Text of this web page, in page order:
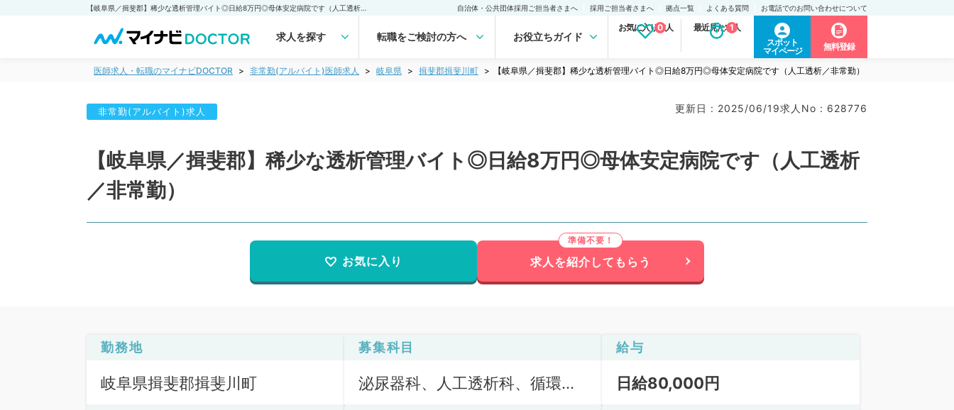
自治体・公共団体採用ご担当者さまへ 採用ご担当者さまへ 拠点一覧 よくある質問 お電話でのお問い合わせについて
求人を探す 転職をご検討の方へ お役立ちガイド
お気に入り求人
0 最近見た求人
1
スポット
マイページ
無料登録
医師求人・転職のマイナビDOCTOR 非常勤(アルバイト)医師求人 岐阜県 揖斐郡揖斐川町 【岐阜県／揖斐郡】稀少な透析管理バイト◎日給8万円◎母体安定病院です（人工透析／非常勤）
非常勤(アルバイト)求人 更新日 : 2025/06/19求人No : 628776
【岐阜県／揖斐郡】稀少な透析管理バイト◎日給8万円◎母体安定病院です（人工透析
／非常勤）
お気に入り 求人を紹介してもらう
勤務地
岐阜県揖斐郡揖斐川町
募集科目
泌尿器科、人工透析科、循環器
給与
日給80,000円